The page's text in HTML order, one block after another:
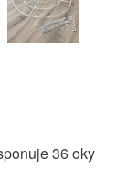
36 oky